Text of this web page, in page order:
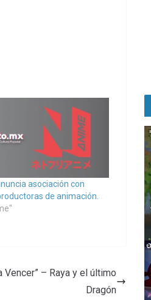
asociación con
de animación.
Vencer” – Raya y el último
Dragón